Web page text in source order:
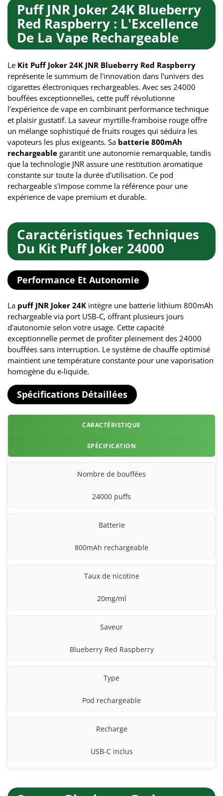
Puff JNR Joker 24K Blueberry
Red Raspberry : L'Excellence
De La Vape Rechargeable
Le Kit Puff Joker 24K JNR Blueberry Red Raspberry
représente le summum de l'innovation dans l'univers des
cigarettes électroniques rechargeables. Avec ses 24000
bouffées exceptionnelles, cette puff révolutionne
l'expérience de vape en combinant performance technique
et plaisir gustatif. La saveur myrtille-framboise rouge offre
un mélange sophistiqué de fruits rouges qui séduira les
vapoteurs les plus exigeants. Sa batterie 800mAh
rechargeable garantit une autonomie remarquable, tandis
que la technologie JNR assure une restitution aromatique
constante sur toute la durée d'utilisation. Ce pod
rechargeable s'impose comme la référence pour une
expérience de vape premium et durable.
Caractéristiques Techniques
Du Kit Puff Joker 24000
Performance Et Autonomie
La puff JNR Joker 24K intègre une batterie lithium 800mAh
rechargeable via port USB-C, offrant plusieurs jours
d'autonomie selon votre usage. Cette capacité
exceptionnelle permet de profiter pleinement des 24000
bouffées sans interruption. Le système de chauffe optimisé
maintient une température constante pour une vaporisation
homogène du e-liquide.
Spécifications Détaillées
CARACTÉRISTIQUE
SPÉCIFICATION
Nombre de bouffées
24000 puffs
Batterie
800mAh rechargeable
Taux de nicotine
20mg/ml
Saveur
Blueberry Red Raspberry
Type
Pod rechargeable
Recharge
USB-C inclus